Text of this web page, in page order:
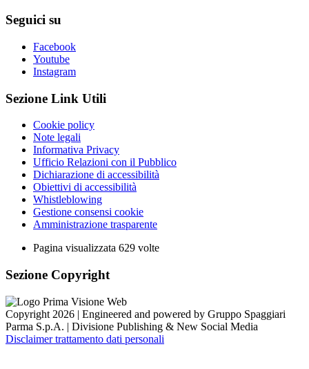
Seguici su
Facebook
Youtube
Instagram
Sezione Link Utili
Cookie policy
Note legali
Informativa Privacy
Ufficio Relazioni con il Pubblico
Dichiarazione di accessibilità
Obiettivi di accessibilità
Whistleblowing
Gestione consensi cookie
Amministrazione trasparente
Pagina visualizzata 629 volte
Sezione Copyright
Copyright 2026 | Engineered and powered by Gruppo Spaggiari
Parma S.p.A. | Divisione Publishing & New Social Media
Disclaimer trattamento dati personali